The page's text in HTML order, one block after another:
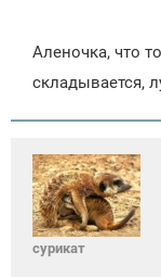
Аленочка, что
складывается,
сурикат